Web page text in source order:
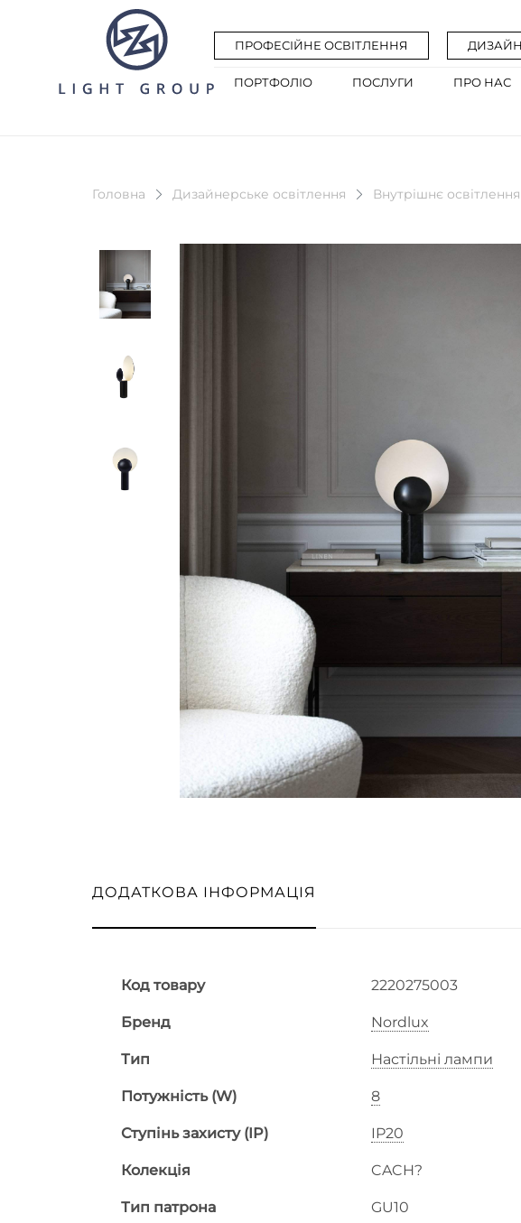
ПРОФЕСІЙНЕ ОСВІТЛЕННЯ
ПОРТФОЛІО ПОСЛУГИ ПРО НАС
Головна Дизайнерське освітлення Внутрішнє освітлення
ДОДАТКОВА ІНФОРМАЦІЯ
Код товару 2220275003
Бренд Nordlux
Тип Настільні лампи
Потужність (W) 8
Ступінь захисту (IP) IP20
Колекція CACH?
Тип патрона GU10